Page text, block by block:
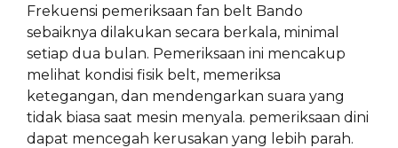
Frekuensi pemeriksaan fan belt Bando
sebaiknya dilakukan secara berkala, minimal
setiap dua bulan. Pemeriksaan ini mencakup
melihat kondisi fisik belt, memeriksa
ketegangan, dan mendengarkan suara yang
tidak biasa saat mesin menyala. pemeriksaan dini
dapat mencegah kerusakan yang lebih parah.